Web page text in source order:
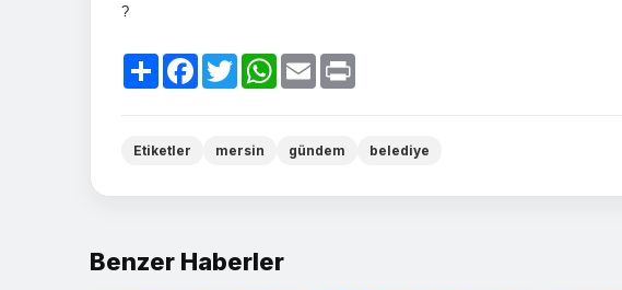
?
PaylaşFacebook
TwitterWhatsApp
Email
Etiketler mersin gündem belediye
Benzer Haberler